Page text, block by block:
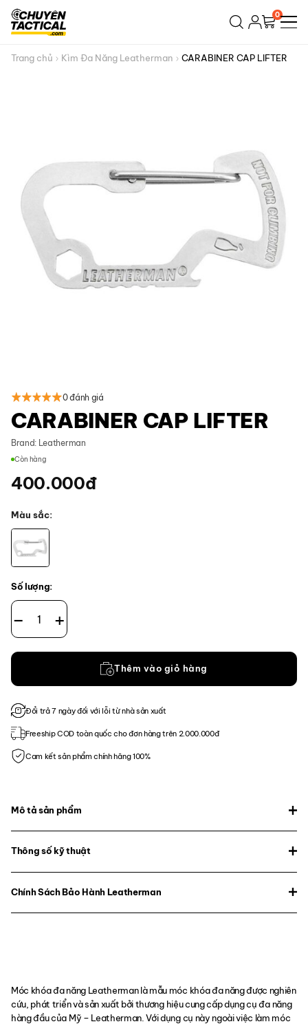
Bỏ
qua
dung
0
Trang chủ Kìm Đa Năng Leatherman CARABINER CAP LIFTER
0 đánh giá
CARABINER CAP LIFTER
Brand: Leatherman
Còn hàng
400.000đ
Màu sắc
Số lượng:
CARABINER CAP LIFTER số lượng
Thêm vào giỏ hàng
Đổi trả 7 ngày đối với lỗi từ nhà sản xuất
Freeship COD toàn quốc cho đơn hàng trên 2.000.000đ
Cam kết sản phẩm chính hãng 100%
Mô tả sản phẩm
Thông số kỹ thuật
Chính Sách Bảo Hành Leatherman
Móc khóa đa năng Leatherman là mẫu móc khóa đa năng được nghiên
cứu, phát triển và sản xuất bởi thương hiệu cung cấp dụng cụ đa năng
hàng đầu của Mỹ – Leatherman. Với dụng cụ này ngoài việc làm móc